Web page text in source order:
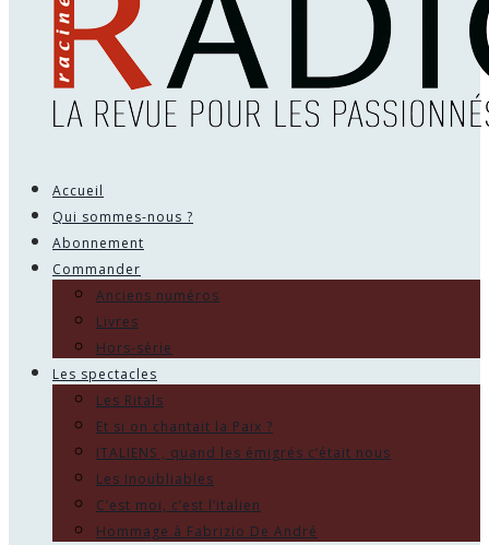
Accueil
Qui sommes-nous ?
Abonnement
Commander
Anciens numéros
Livres
Hors-série
Les spectacles
Les Ritals
Et si on chantait la Paix ?
ITALIENS , quand les émigrés c’était nous
Les Inoubliables
C’est moi, c’est l’italien
Hommage à Fabrizio De André